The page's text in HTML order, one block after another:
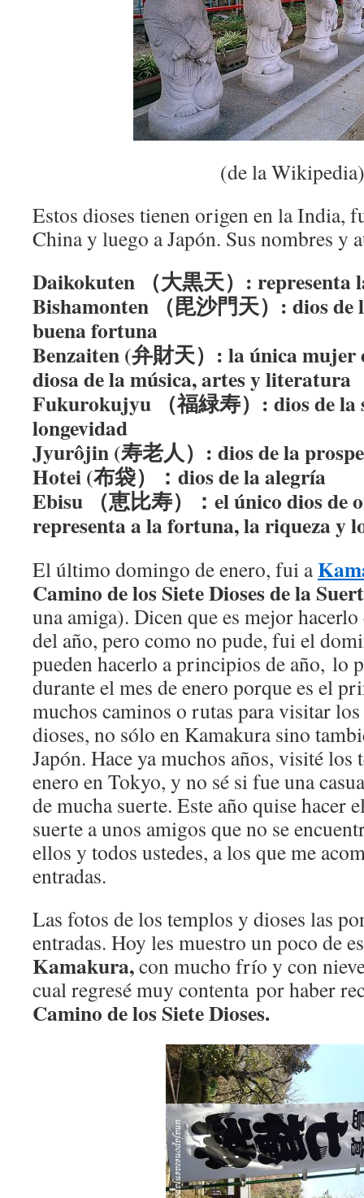
(de la Wikipedia)
Estos dioses tienen origen en la India,
China y luego a Japón. Sus nombres y
Daikokuten （大黒天）: representa
Bishamonten （毘沙門天）: dios de
buena fortuna
Benzaiten (弁財天）: la única mujer
diosa de la música, artes y literatura
Fukurokujyu （福緑寿）: dios de la
longevidad
Jyurôjin (寿老人）: dios de la
Hotei (布袋）：dios de la alegría
Ebisu （恵比寿）：el único dios de
representa a la fortuna, la riqueza y
El último domingo de enero, fui a
Camino de los Siete Dioses de la
una amiga). Dicen que es mejor
del año, pero como no pude, fui el
pueden hacerlo a principios de año, lo
durante el mes de enero porque es el
muchos caminos o rutas para visitar
dioses, no sólo en Kamakura sino
Japón. Hace ya muchos años, visité los
enero en Tokyo, y no sé si fue una
de mucha suerte. Este año quise hacer
suerte a unos amigos que no se
ellos y todos ustedes, a los que me
entradas.
Las fotos de los templos y dioses las
entradas. Hoy les muestro un poco de
Kamakura,con mucho frío y con
cual regresé muy contenta por haber
Camino de los Siete Dioses.